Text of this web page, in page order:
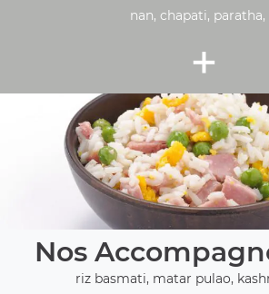
nan, chapati, paratha,
+
Nos
riz basmati, matar pulao,